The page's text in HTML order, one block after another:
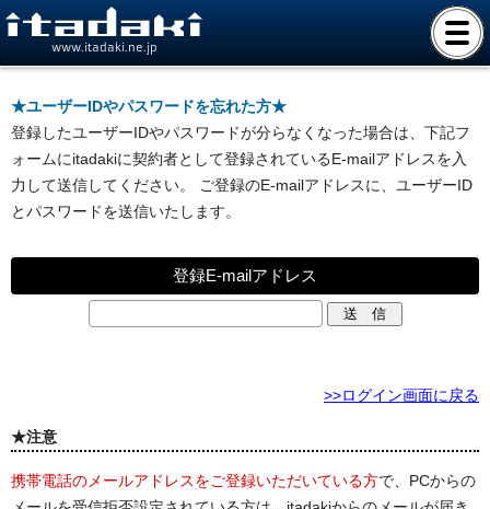
www.itadaki.ne.jp
★ユーザーIDやパスワードを忘れた方★
登録したユーザーIDやパスワードが分らなくなった場合は、下記フ
ォームにitadakiに契約者として登録されているE-mailアドレスを入
力して送信してください。 ご登録のE-mailアドレスに、ユーザーID
とパスワードを送信いたします。
登録E-mailアドレス
>>ログイン画面に戻る
★注意
携帯電話のメールアドレスをご登録いただいている方で、PCからの